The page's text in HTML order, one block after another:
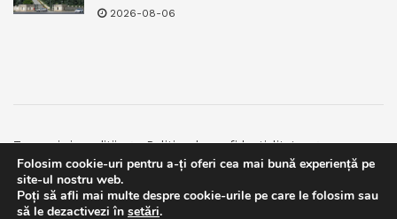
2026-08-06
Termeni si conditii
Politica de confidentialitate
Facebook
Contact
© 2019bpnews- Business & Politics Newsbpnews.
Folosim cookie-uri pentru a-ți oferi cea mai bună experiență pe
site-ul nostru web.
Poți să afli mai multe despre cookie-urile pe care le folosim sau
să le dezactivezi în setări.
This website uses GDPR cookies. By continuing to use this